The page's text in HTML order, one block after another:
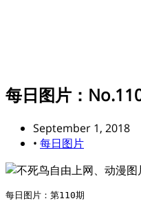
每日图片：
September 1, 2018
• 每日图片